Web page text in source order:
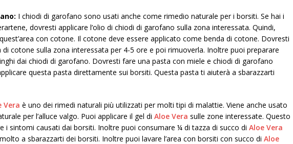
I chiodi di garofano sono usati anche come rimedio naturale per i borsiti. Se hai i
dovresti applicare l’olio di chiodi di garofano sulla zona interessata. Quindi,
con cotone. Il cotone deve essere applicato come benda di cotone. Dovresti
di cotone sulla zona interessata per 4-5 ore e poi rimuoverla. Inoltre puoi preparare
dai chiodi di garofano. Dovresti fare una pasta con miele e chiodi di garofano
questa pasta direttamente sui borsiti. Questa pasta ti aiuterà a sbarazzarti
Vera è uno dei rimedi naturali più utilizzati per molti tipi di malattie. Viene anche usato
per l’alluce valgo. Puoi applicare il gel di Aloe Vera sulle zone interessate. Questo
i sintomi causati dai borsiti. Inoltre puoi consumare ¼ di tazza di succo di Aloe Vera
a sbarazzarti dei borsiti. Inoltre puoi lavare l’area con borsiti con succo di Aloe